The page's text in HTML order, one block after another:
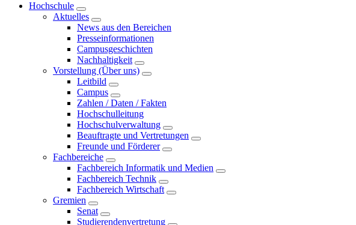
Hochschule
Aktuelles
News aus den Bereichen
Presseinformationen
Campusgeschichten
Nachhaltigkeit
Vorstellung (Über uns)
Leitbild
Campus
Zahlen / Daten / Fakten
Hochschulleitung
Hochschulverwaltung
Beauftragte und Vertretungen
Freunde und Förderer
Fachbereiche
Fachbereich Informatik und Medien
Fachbereich Technik
Fachbereich Wirtschaft
Gremien
Senat
Studierendenvertretung